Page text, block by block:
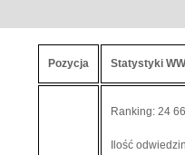
Pozycja Statystyki
Ranking: 24
Ilość